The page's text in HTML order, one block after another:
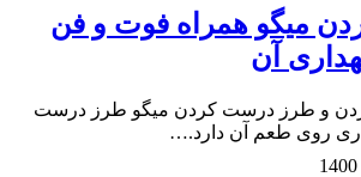
میگو همراه فوت و فن
آن
و طرز درست کردن میگو طرز درست
روی طعم آن دارد.…